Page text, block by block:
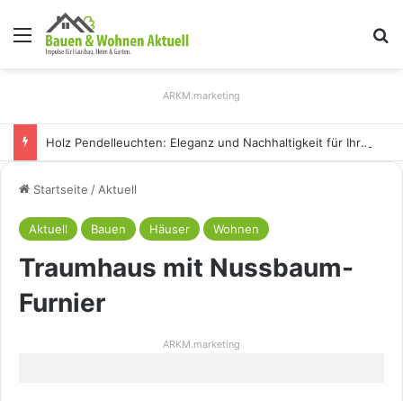
Menü
ARKM.marketing
Holz Pendelleuchten: Eleganz und Nachhaltigkeit für Ihr Zuhause
Startseite / Aktuell
Aktuell Bauen Häuser Wohnen
Traumhaus mit Nussbaum-
Furnier
ARKM.marketing